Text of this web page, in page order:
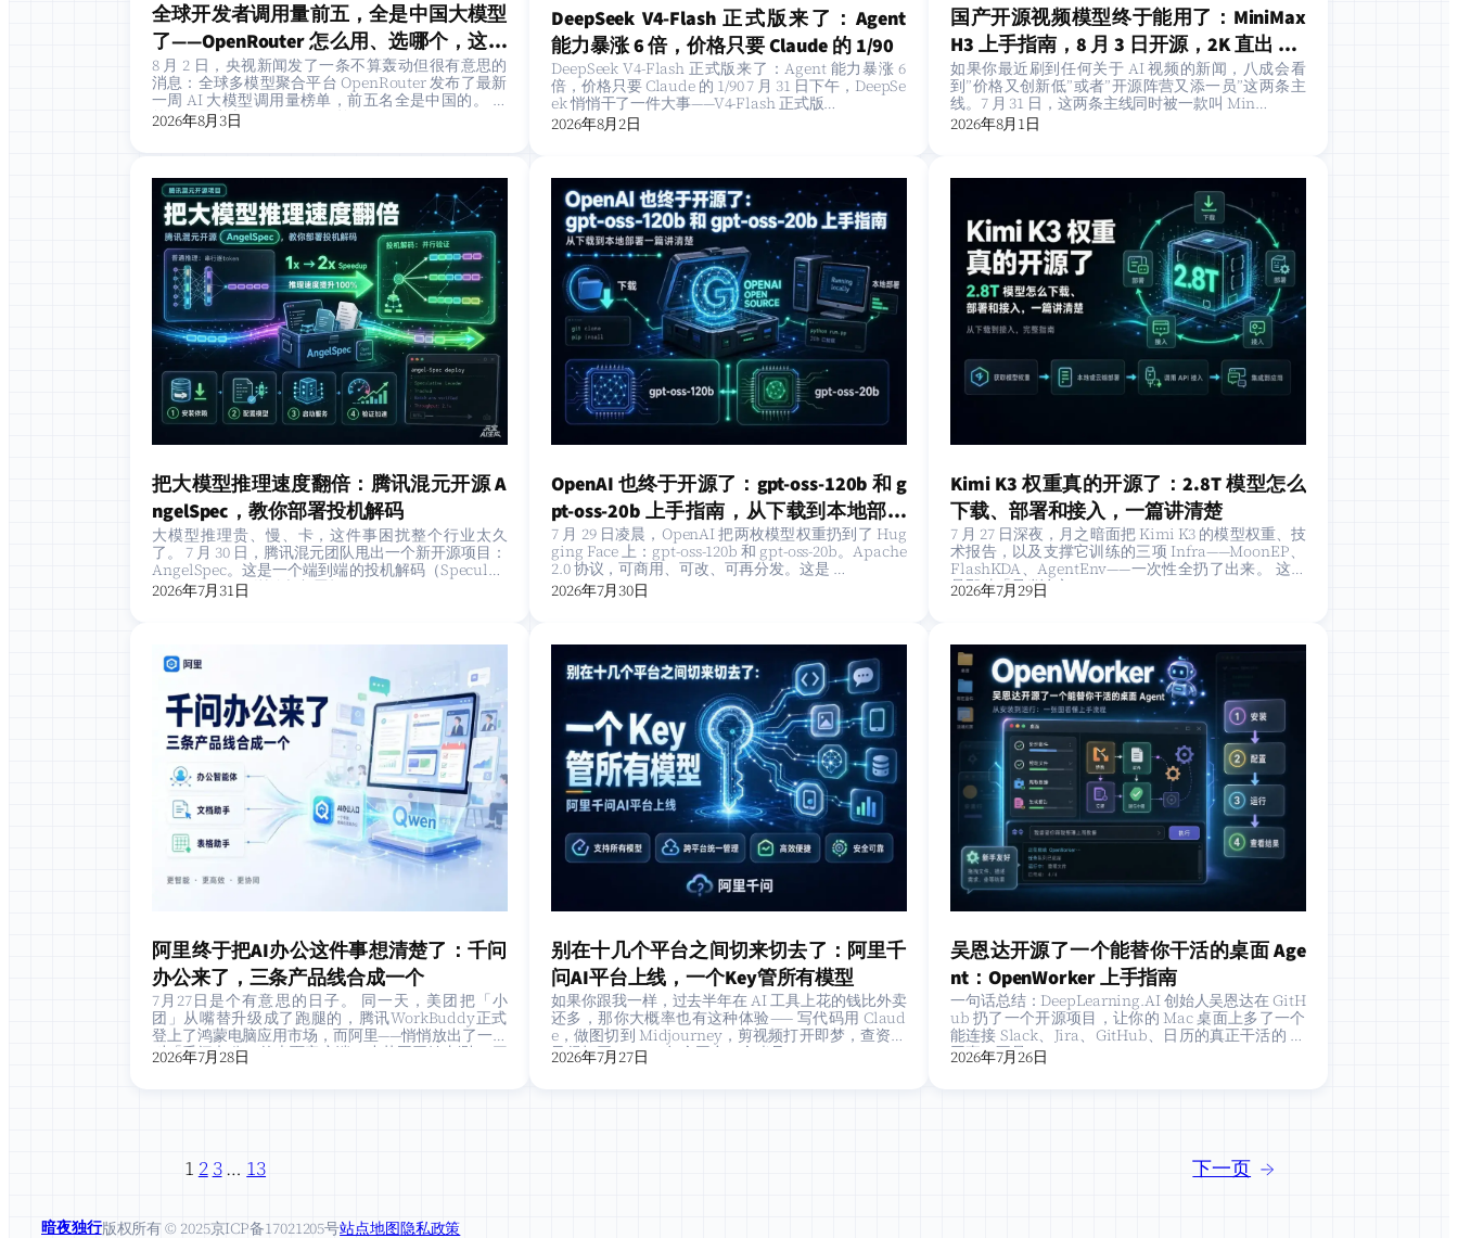
全球开发者调用量前五，全是中国大模型
了——OpenRouter 怎么用、选哪个，这篇
讲清楚
8 月 2 日，央视新闻发了一条不算轰动但很有意思的
消息：全球多模型聚合平台 OpenRouter 发布了最新
一周 AI 大模型调用量榜单，前五名全是中国的。 排
第一的是小米 MiMo-V2.5，单周…
2026年8月3日
DeepSeek V4-Flash 正式版来了：Agent
能力暴涨 6 倍，价格只要 Claude 的 1/90
DeepSeek V4-Flash 正式版来了：Agent 能力暴涨 6
倍，价格只要 Claude 的 1/90 7 月 31 日下午，DeepSe
ek 悄悄干了一件大事——V4-Flash 正式版…
2026年8月2日
国产开源视频模型终于能用了：MiniMax
H3 上手指南，8 月 3 日开源，2K 直出 0.8
元/秒
如果你最近刷到任何关于 AI 视频的新闻，八成会看
到”价格又创新低”或者”开源阵营又添一员”这两条主
线。7 月 31 日，这两条主线同时被一款叫 Min…
2026年8月1日
把大模型推理速度翻倍：腾讯混元开源 A
ngelSpec，教你部署投机解码
大模型推理贵、慢、卡，这件事困扰整个行业太久
了。 7 月 30 日，腾讯混元团队甩出一个新开源项目：
AngelSpec。这是一个端到端的投机解码（Speculati
ve Decoding）训练与部署框…
2026年7月31日
OpenAI 也终于开源了：gpt-oss-120b 和 g
pt-oss-20b 上手指南，从下载到本地部署
一篇讲清楚
7 月 29 日凌晨，OpenAI 把两枚模型权重扔到了 Hug
ging Face 上：gpt-oss-120b 和 gpt-oss-20b。Apache
2.0 协议，可商用、可改、可再分发。这是 …
2026年7月30日
Kimi K3 权重真的开源了：2.8T 模型怎么
下载、部署和接入，一篇讲清楚
7 月 27 日深夜，月之暗面把 Kimi K3 的模型权重、技
术报告，以及支撑它训练的三项 Infra——MoonEP、
FlashKDA、AgentEnv——一次性全扔了出来。 这不
是那种「只发论文…
2026年7月29日
阿里终于把AI办公这件事想清楚了：千问
办公来了，三条产品线合成一个
7月27日是个有意思的日子。 同一天，美团把「小
团」从嘴替升级成了跑腿的，腾讯WorkBuddy正式
登上了鸿蒙电脑应用市场，而阿里——悄悄放出了一个
叫「千问办公」的桌面客户端，小范围开始内测。 三
巨头…
2026年7月28日
别在十几个平台之间切来切去了：阿里千
问AI平台上线，一个Key管所有模型
如果你跟我一样，过去半年在 AI 工具上花的钱比外卖
还多，那你大概率也有这种体验—— 写代码用 Claud
e，做图切到 Midjourney，剪视频打开即梦，查资料
又得打开 Kimi。每个平台一个账号…
2026年7月27日
吴恩达开源了一个能替你干活的桌面 Age
nt：OpenWorker 上手指南
一句话总结：DeepLearning.AI 创始人吴恩达在 GitH
ub 扔了一个开源项目，让你的 Mac 桌面上多了一个
能连接 Slack、Jira、GitHub、日历的真正干活的 AI
同事。不是…
2026年7月26日
1 2 3 … 13 下一页 →
暗夜独行版权所有 © 2025京ICP备17021205号站点地图隐私政策